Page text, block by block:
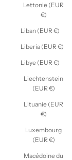
Lettonie (EUR
€)
Liban (EUR €)
Liberia (EUR €)
Libye (EUR €)
Liechtenstein
(EUR €)
Lituanie (EUR
€)
Luxembourg
(EUR €)
Macédoine du